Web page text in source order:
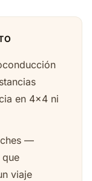
en 4x4 ni
—
viaje